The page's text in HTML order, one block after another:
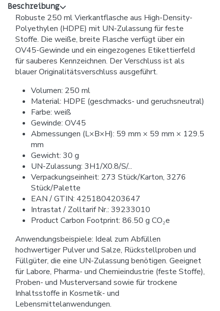
Beschreibung
Robuste 250 ml Vierkantflasche aus High-Density-
Polyethylen (HDPE) mit UN-Zulassung für feste
Stoffe. Die weiße, breite Flasche verfügt über ein
OV45-Gewinde und ein eingezogenes Etikettierfeld
für sauberes Kennzeichnen. Der Verschluss ist als
blauer Originalitätsverschluss ausgeführt.
Volumen: 250 ml
Material: HDPE (geschmacks- und geruchsneutral)
Farbe: weiß
Gewinde: OV45
Abmessungen (L×B×H): 59 mm × 59 mm × 129.5
mm
Gewicht: 30 g
UN-Zulassung: 3H1/X0.8/S/...
Verpackungseinheit: 273 Stück/Karton, 3276
Stück/Palette
EAN / GTIN: 4251804203647
Intrastat / Zolltarif Nr.: 39233010
Product Carbon Footprint: 86.50 g CO₂e
Anwendungsbeispiele: Ideal zum Abfüllen
hochwertiger Pulver und Salze, Rückstellproben und
Füllgüter, die eine UN-Zulassung benötigen. Geeignet
für Labore, Pharma- und Chemieindustrie (feste Stoffe),
Proben- und Musterversand sowie für trockene
Inhaltsstoffe in Kosmetik- und
Lebensmittelanwendungen.